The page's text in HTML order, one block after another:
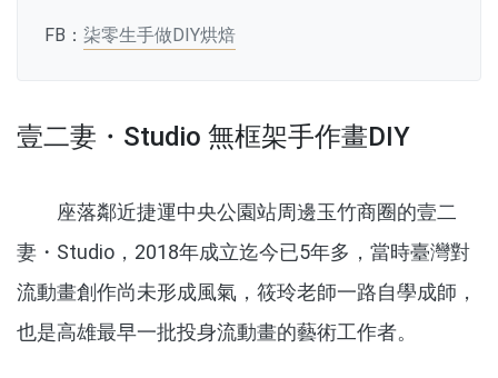
FB： 柒零生手做DIY烘焙
壹二妻・Studio 無框架手作畫DIY
座落鄰近捷運中央公園站周邊玉竹商圈的壹二
妻・Studio，2018年成立迄今已5年多，當時臺灣對
流動畫創作尚未形成風氣，筱玲老師一路自學成師，
也是高雄最早一批投身流動畫的藝術工作者。